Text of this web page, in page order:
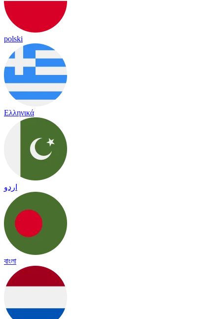
polski
Ελληνικά
اردو
বাংলা